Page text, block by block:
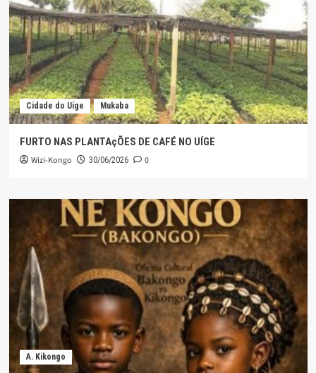
Cidade do Uíge Mukaba
FURTO NAS PLANTAçÕES DE CAFÉ NO UÍGE
Wizi-Kongo 30/06/2026 0
A. Kikongo